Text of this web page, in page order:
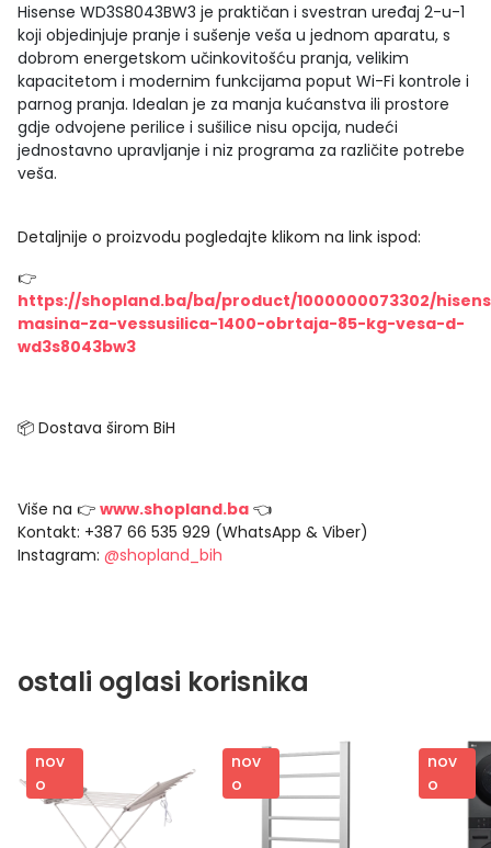
Hisense WD3S8043BW3 je praktičan i svestran uređaj 2-u-1
koji objedinjuje pranje i sušenje veša u jednom aparatu, s
dobrom energetskom učinkovitošću pranja, velikim
kapacitetom i modernim funkcijama poput Wi-Fi kontrole i
parnog pranja. Idealan je za manja kućanstva ili prostore
gdje odvojene perilice i sušilice nisu opcija, nudeći
jednostavno upravljanje i niz programa za različite potrebe
veša.
Detaljnije o proizvodu pogledajte klikom na link ispod:
👉
https://shopland.ba/ba/product/1000000073302/
masina-za-vessusilica-1400-obrtaja-85-kg-vesa-d-
wd3s8043bw3
📦 Dostava širom BiH
Više na 👉 www.shopland.ba 👈
Kontakt: +387 66 535 929 (WhatsApp & Viber)
Instagram: @shopland_bih
ostali oglasi korisnika
nov
o
nov
o
nov
o